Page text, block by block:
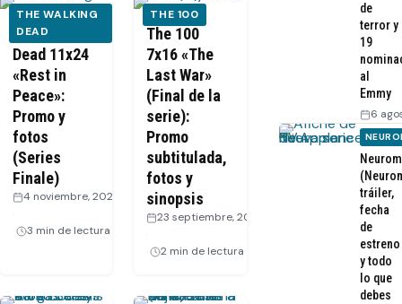
THE WALKING
DEAD
The Walking
Dead 11x24
«Rest in
Peace»:
Promo y
fotos
(Series
Finale)
4 noviembre, 2022
3 min de lectura
THE 100
The 100
7x16 «The
Last War»
(Final de la
serie):
Promo
subtitulada,
fotos y
sinopsis
23 septiembre, 2020
2 min de lectura
de
terror y
19
al
Emmy
6
tráiler,
fecha
de
estreno
y todo
lo que
debes